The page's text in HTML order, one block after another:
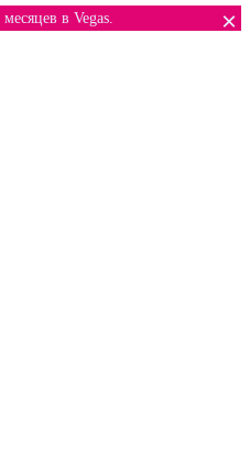
в Vegas. ×